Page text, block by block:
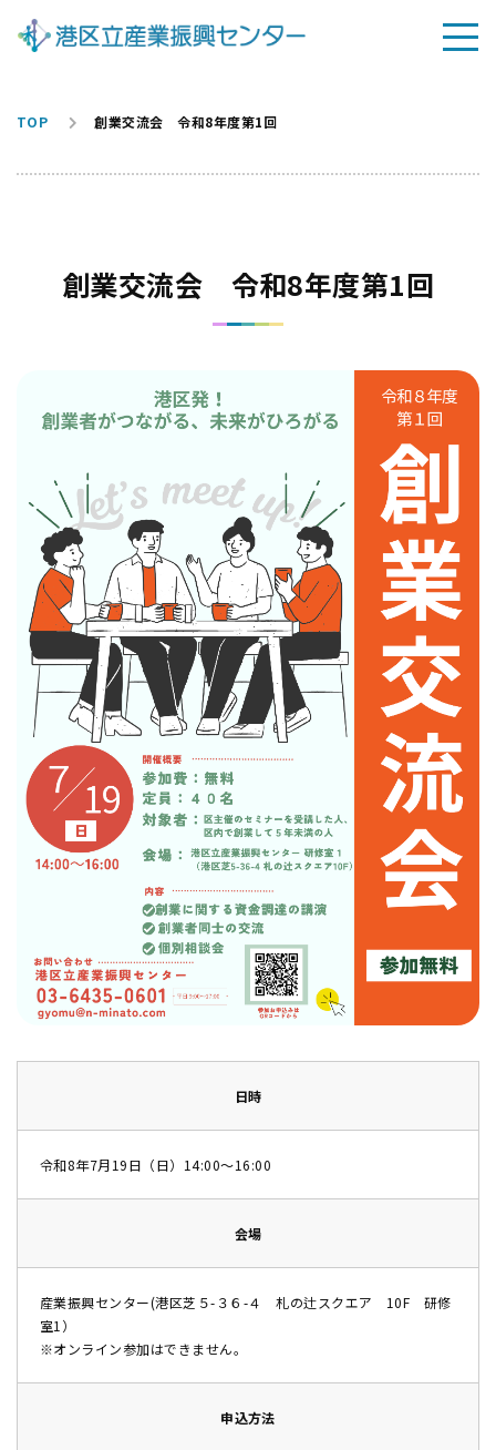
TOP 創業交流会 令和8年度第1回
創業交流会 令和8年度第1回
日時
令和8年7月19日（日）14:00～16:00
会場
産業振興センター(港区芝５-３６-４ 札の辻スクエア 10F 研修
室1）
※オンライン参加はできません。
申込方法